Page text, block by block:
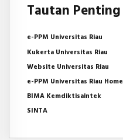
Tautan Penting
e-PPM Universitas Riau
Kukerta Universitas Riau
Website Universitas Riau
e-PPM Universitas Riau Home
BIMA Kemdiktisaintek
SINTA